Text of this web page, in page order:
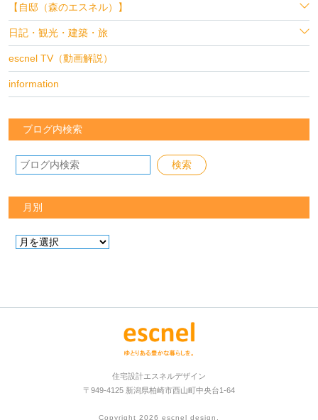
【自邸（森のエスネル）】
日記・観光・建築・旅
escnel TV（動画解説）
information
ブログ内検索
月別
住宅設計エスネルデザイン
〒949-4125 新潟県柏崎市西山町中央台1-64
Copyright 2026 escnel design